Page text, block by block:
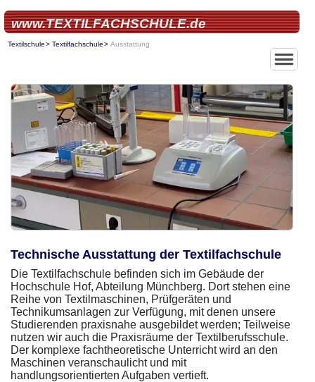
www.TEXTILFACHSCHULE.de
Textilschule Textilfachschule Ausstattung
Technische Ausstattung der Textilfachschule
Die Textilfachschule befinden sich im Gebäude der
Hochschule Hof, Abteilung Münchberg. Dort stehen eine
Reihe von Textilmaschinen, Prüfgeräten und
Technikumsanlagen zur Verfügung, mit denen unsere
Studierenden praxisnahe ausgebildet werden; Teilweise
nutzen wir auch die Praxisräume der Textilberufsschule.
Der komplexe fachtheoretische Unterricht wird an den
Maschinen veranschaulicht und mit
handlungsorientierten Aufgaben vertieft.
Home
Über uns
Modeschule